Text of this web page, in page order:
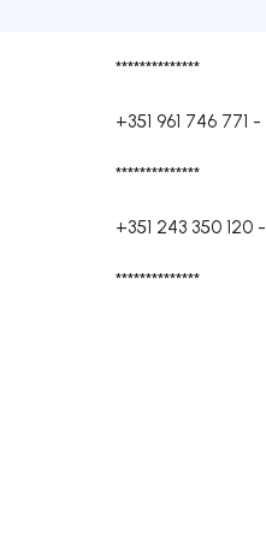
**************
+351 961 746 771 -
**************
+351 243 350 120 -
**************